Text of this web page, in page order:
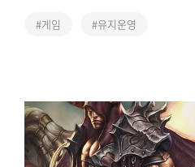
#게임 #유지운영